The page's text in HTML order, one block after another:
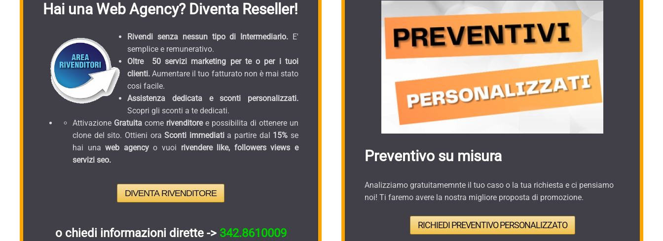
Hai una Web Agency? Diventa Reseller!
Rivendi senza nessun tipo di Intermediario. E'
semplice e remunerativo.
Oltre 50 servizi marketing per te o per i tuoi
clienti. Aumentare il tuo fatturato non è mai stato
cosi facile.
Assistenza dedicata e sconti personalizzati.
Scopri gli sconti a te dedicati.
Attivazione Gratuita come rivenditoree possibilita di ottenere un
clone del sito. Ottieni oraSconti immediati a partire dal 15% se
hai una web agencyo vuoi rivendere like, followers views e
servizi seo.
DIVENTA RIVENDITORE
o chiedi informazioni dirette -> 342.8610009
Preventivo su misura
Analizziamo gratuitamemnte il tuo caso o la tua richiesta e ci pensiamo
noi! Ti faremo avere la nostra migliore proposta di promozione.
RICHIEDI PREVENTIVO PERSONALIZZATO